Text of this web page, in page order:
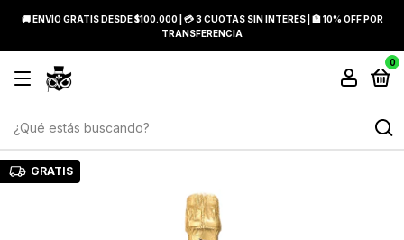
🚚 ENVÍO GRATIS DESDE $100.000 | 💳 3 CUOTAS SIN INTERÉS | 🏦 10% OFF POR
TRANSFERENCIA
0
GRATIS